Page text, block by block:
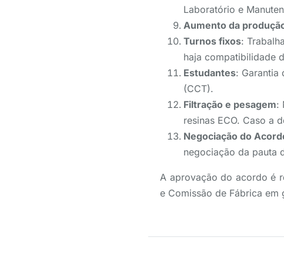
Laboratório e
Aumento da
Turnos fixos:
haja compatibilidade
Estudantes: Garantia
(CCT).
Filtração e pesagem:
resinas ECO. Caso a
Negociação do
negociação da pauta
A aprovação do acordo é
e Comissão de Fábrica